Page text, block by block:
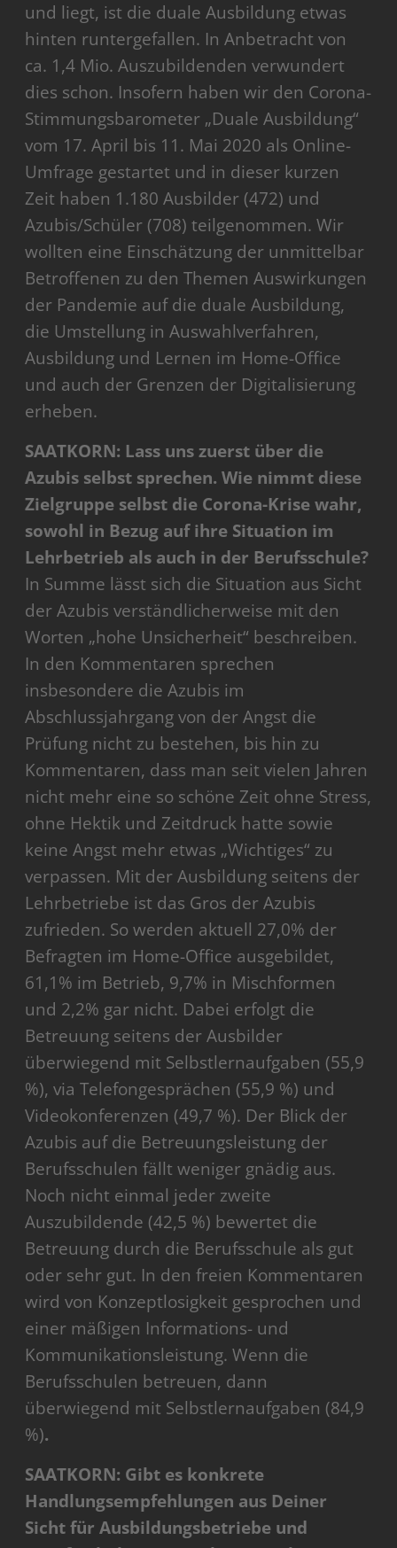
und liegt, ist die duale Ausbildung etwas
hinten runtergefallen. In Anbetracht von
ca. 1,4 Mio. Auszubildenden verwundert
dies schon. Insofern haben wir den Corona-
Stimmungsbarometer „Duale Ausbildung“
vom 17. April bis 11. Mai 2020 als Online-
Umfrage gestartet und in dieser kurzen
Zeit haben 1.180 Ausbilder (472) und
Azubis/Schüler (708) teilgenommen. Wir
wollten eine Einschätzung der unmittelbar
Betroffenen zu den Themen Auswirkungen
der Pandemie auf die duale Ausbildung,
die Umstellung in Auswahlverfahren,
Ausbildung und Lernen im Home-Office
und auch der Grenzen der Digitalisierung
erheben.
SAATKORN: Lass uns zuerst über die
Azubis selbst sprechen. Wie nimmt diese
Zielgruppe selbst die Corona-Krise wahr,
sowohl in Bezug auf ihre Situation im
Lehrbetrieb als auch in der Berufsschule?
In Summe lässt sich die Situation aus Sicht
der Azubis verständlicherweise mit den
Worten „hohe Unsicherheit“ beschreiben.
In den Kommentaren sprechen
insbesondere die Azubis im
Abschlussjahrgang von der Angst die
Prüfung nicht zu bestehen, bis hin zu
Kommentaren, dass man seit vielen Jahren
nicht mehr eine so schöne Zeit ohne Stress,
ohne Hektik und Zeitdruck hatte sowie
keine Angst mehr etwas „Wichtiges“ zu
verpassen. Mit der Ausbildung seitens der
Lehrbetriebe ist das Gros der Azubis
zufrieden. So werden aktuell 27,0% der
Befragten im Home-Office ausgebildet,
61,1% im Betrieb, 9,7% in Mischformen
und 2,2% gar nicht. Dabei erfolgt die
Betreuung seitens der Ausbilder
überwiegend mit Selbstlernaufgaben (55,9
%), via Telefongesprächen (55,9 %) und
Videokonferenzen (49,7 %). Der Blick der
Azubis auf die Betreuungsleistung der
Berufsschulen fällt weniger gnädig aus.
Noch nicht einmal jeder zweite
Auszubildende (42,5 %) bewertet die
Betreuung durch die Berufsschule als gut
oder sehr gut. In den freien Kommentaren
wird von Konzeptlosigkeit gesprochen und
einer mäßigen Informations- und
Kommunikationsleistung. Wenn die
Berufsschulen betreuen, dann
überwiegend mit Selbstlernaufgaben (84,9
%).
SAATKORN: Gibt es konkrete
Handlungsempfehlungen aus Deiner
Sicht für Ausbildungsbetriebe und